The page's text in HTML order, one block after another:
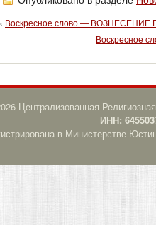
Воскресное слово —
Воскресное
Централизованная
ИНН:
в Министерстве